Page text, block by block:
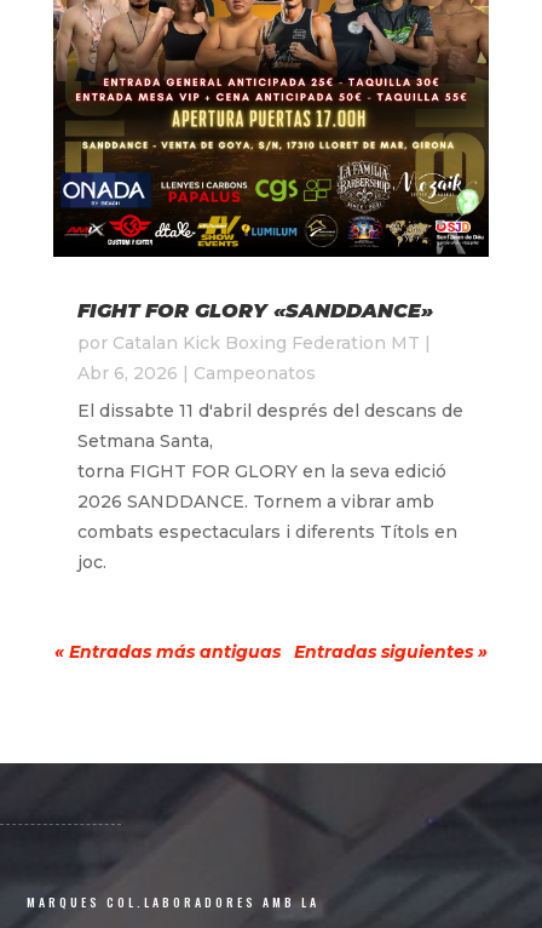
FIGHT FOR GLORY «SANDDANCE»
por Catalan Kick Boxing Federation MT |
Abr 6, 2026 | Campeonatos
El dissabte 11 d'abril després del descans de
Setmana Santa,
torna FIGHT FOR GLORY en la seva edició
2026 SANDDANCE. Tornem a vibrar amb
combats espectaculars i diferents Títols en
joc.
« Entradas más antiguas Entradas siguientes »
MARQUES COL.LABORADORES AMB LA